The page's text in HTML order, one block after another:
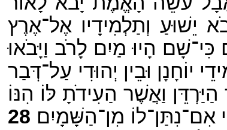
יֵשׁוּעַ וְתַלְמִידָיו אֶל־אֶרֶץ
כִּי־שָׁם הָיוּ מַיִם לָרֹב וַיָּבֹאוּ
יוֹחָנָן וּבֵין יְהוּדִי עַל־דְּבַר
וַאֲשֶׁר הַעִידֹתָ לּוֹ הִנּוֹ
אִם־נִתַּן־לוֹ מִן־הַשָּׁמָיִם׃ 28